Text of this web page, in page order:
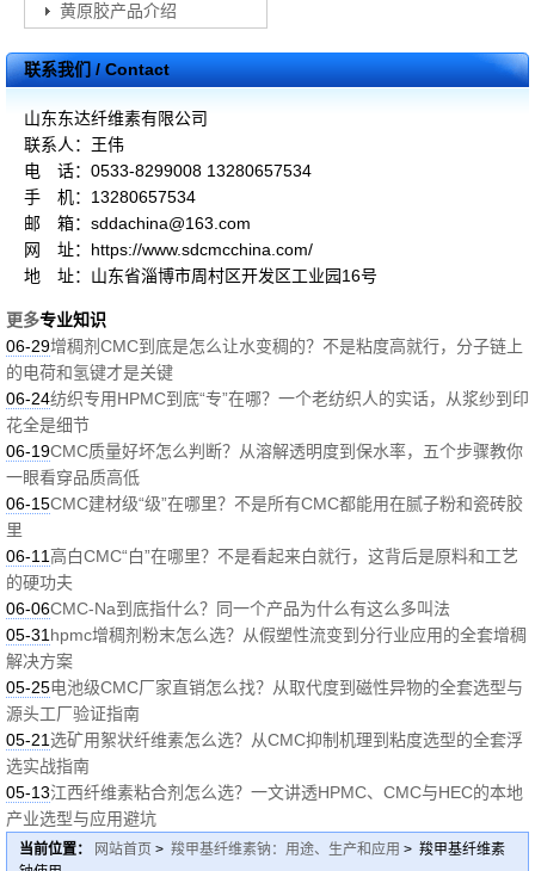
黄原胶产品介绍
联系我们 / Contact
山东东达纤维素有限公司
联系人：王伟
电 话：0533-8299008 13280657534
手 机：13280657534
邮 箱：sddachina@163.com
网 址：https://www.sdcmcchina.com/
地 址：山东省淄博市周村区开发区工业园16号
更多专业知识
06-29增稠剂CMC到底是怎么让水变稠的？不是粘度高就行，分子链上
的电荷和氢键才是关键
06-24纺织专用HPMC到底“专”在哪？一个老纺织人的实话，从浆纱到印
花全是细节
06-19CMC质量好坏怎么判断？从溶解透明度到保水率，五个步骤教你
一眼看穿品质高低
06-15CMC建材级“级”在哪里？不是所有CMC都能用在腻子粉和瓷砖胶
里
06-11高白CMC“白”在哪里？不是看起来白就行，这背后是原料和工艺
的硬功夫
06-06CMC-Na到底指什么？同一个产品为什么有这么多叫法
05-31 hpmc增稠剂粉末怎么选？从假塑性流变到分行业应用的全套增稠
解决方案
05-25电池级CMC厂家直销怎么找？从取代度到磁性异物的全套选型与
源头工厂验证指南
05-21选矿用絮状纤维素怎么选？从CMC抑制机理到粘度选型的全套浮
选实战指南
05-13江西纤维素粘合剂怎么选？一文讲透HPMC、CMC与HEC的本地
产业选型与应用避坑
当前位置： 网站首页 > 羧甲基纤维素钠：用途、生产和应用 > 羧甲基纤维素